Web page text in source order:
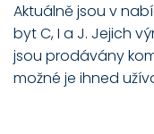
Aktuálně jsou v
byt C, I a J. Jejich
jsou prodávány
možné je ihned